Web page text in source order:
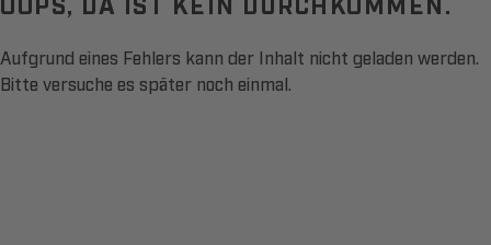
Aufgrund eines Fehlers kann der Inhalt nicht geladen werden.
Bitte versuche es später noch einmal.